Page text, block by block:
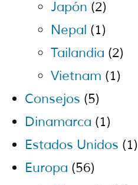
Japón (2)
Nepal (1)
Tailandia (2)
Vietnam (1)
Consejos (5)
Dinamarca (1)
Estados Unidos (1)
Europa (56)